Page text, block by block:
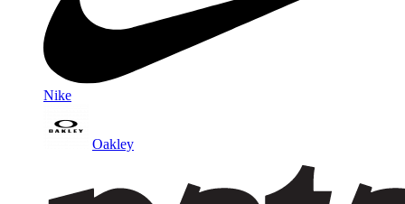
Nike
Oakley